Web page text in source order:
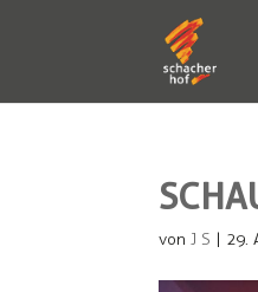
vonJ S | 29.